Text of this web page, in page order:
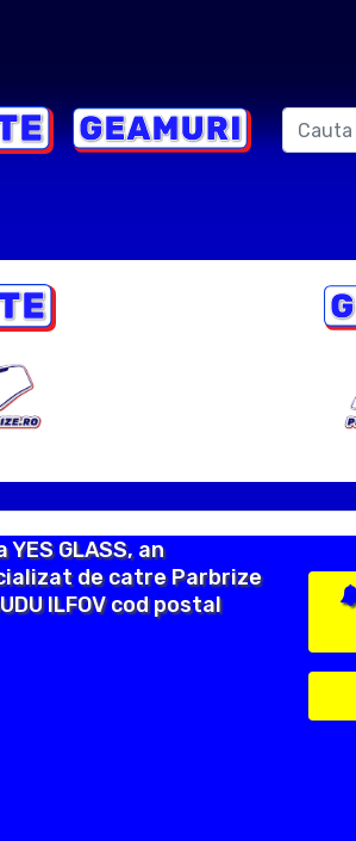
YES GLASS, an
de catre Parbrize
ILFOV cod postal